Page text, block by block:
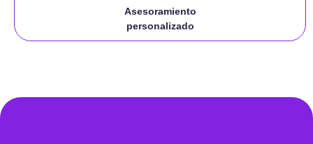
Asesoramiento
personalizado